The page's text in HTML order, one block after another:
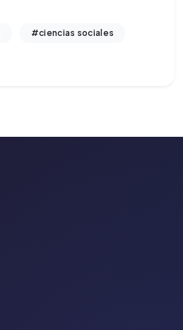
#ciencias sociales